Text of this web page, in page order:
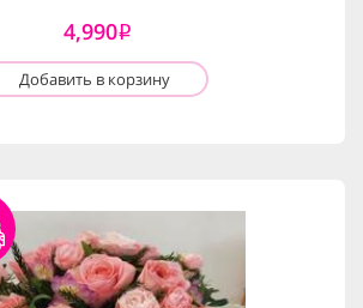
4,990i
Добавить в корзину